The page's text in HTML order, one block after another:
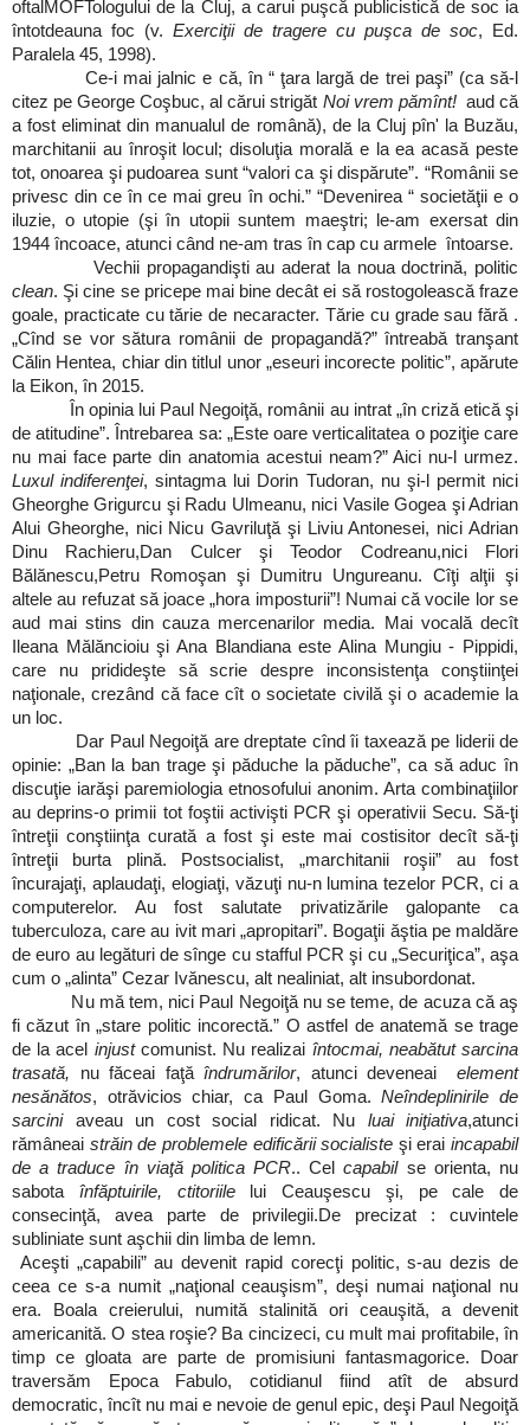
oftalMOFTologului de la Cluj, a carui puşcă publicistică de soc ia
întotdeauna foc (v. Exerciţii de tragere cu puşca de soc, Ed.
Paralela 45, 1998).
Ce-i mai jalnic e că, în “ţaralargă de trei paşi” (ca să-l
citez pe George Coşbuc, al cărui strigăt Noi vrem pămînt! aud că
a fost eliminat din manualul de română), de la Cluj pîn' la Buzău,
marchitanii au înroşit locul; disoluţia morală e la ea acasă peste
tot, onoarea şi pudoarea sunt “valori ca şi dispărute”. “Românii se
privesc din ce în ce mai greu în ochi.” “Devenirea “ societăţii e o
iluzie, o utopie (şi în utopii suntem maeştri; le-am exersat din
1944 încoace, atunci când ne-am tras în cap cu armele întoarse.
Vechii propagandişti au aderat la noua doctrină, politic
clean. Şi cine se pricepe mai bine decât ei să rostogolească fraze
goale, practicate cu tărie de necaracter. Tărie cu grade sau fără .
„Cînd se vor sătura românii de propagandă?” întreabă tranşant
Călin Hentea, chiar din titlul unor „eseuri incorecte politic”, apărute
la Eikon, în 2015.
În opinia lui Paul Negoiţă, românii au intrat „în criză etică şi
de atitudine”. Întrebarea sa: „Este oare verticalitatea o poziţie care
nu mai face parte din anatomia acestui neam?” Aici nu-l urmez.
Luxul indiferenţei, sintagma lui Dorin Tudoran, nu şi-l permit nici
Gheorghe Grigurcu şi Radu Ulmeanu, nici Vasile Gogea şi Adrian
Alui Gheorghe, nici Nicu Gavriluţă şi Liviu Antonesei, nici Adrian
Dinu Rachieru,Dan Culcer şi Teodor Codreanu,nici Flori
Bălănescu,Petru Romoşan şi Dumitru Ungureanu. Cîţi alţii şi
altele au refuzat să joace „hora imposturii”! Numai că vocile lor se
aud mai stins din cauza mercenarilor media. Mai vocală decît
Ileana Mălăncioiu şi Ana Blandiana este Alina Mungiu - Pippidi,
care nu pridideşte să scrie despre inconsistenţa conştiinţei
naţionale, crezând că face cît o societate civilă şi o academie la
un loc.
Dar Paul Negoiţă are dreptate cînd îi taxează pe liderii de
opinie: „Ban la ban trage şi păduche la păduche”, ca să aduc în
discuţie iarăşi paremiologia etnosofului anonim. Arta combinaţiilor
au deprins-o primii tot foştii activişti PCR şi operativii Secu. Să-ţi
întreţii conştiinţa curată a fost şi este mai costisitor decît să-ţi
întreţii burta plină. Postsocialist, „marchitanii roşii” au fost
încurajaţi, aplaudaţi, elogiaţi, văzuţi nu-n lumina tezelor PCR, ci a
computerelor. Au fost salutate privatizările galopante ca
tuberculoza, care au ivit mari „apropitari”. Bogaţii ăştia pe maldăre
de euro au legături de sînge cu stafful PCR şi cu „Securiţica”, aşa
cum o „alinta” Cezar Ivănescu, alt nealiniat, alt insubordonat.
Nu mă tem, nici Paul Negoiţă nu se teme, de acuza că aş
fi căzut în „stare politic incorectă.” O astfel de anatemă se trage
de la acel injustcomunist. Nu realizai întocmai, neabătut sarcina
trasată, nu făceai faţă îndrumărilor, atunci deveneai element
nesănătos, otrăvicios chiar, ca Paul Goma.Neîndeplinirile de
sarciniaveau un cost social ridicat. Nu luai iniţiativa,atunci
rămâneai străin de problemele edificării socialiste şi erai incapabil
de a traduce în viaţă politica PCR.. Celcapabilse orienta, nu
sabota înfăptuirile, ctitoriilelui Ceauşescu şi, pe cale de
consecinţă, avea parte de privilegii.De precizat : cuvintele
subliniate sunt aşchii din limba de lemn.
Aceşti „capabili” au devenit rapid corecţi politic, s-au dezis de
ceea ce s-a numit „naţional ceauşism”, deşi numai naţional nu
era. Boala creierului, numită stalinită ori ceauşită, a devenit
americanită. O stea roşie? Ba cincizeci, cu mult mai profitabile, în
timp ce gloata are parte de promisiuni fantasmagorice. Doar
traversăm Epoca Fabulo, cotidianul fiind atît de absurd
democratic, încît nu mai e nevoie de genul epic, deşi Paul Negoiţă